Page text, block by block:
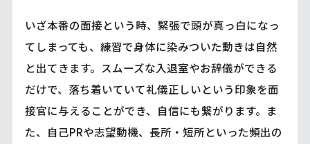
いざ本番の面接という時、緊張で頭が真っ白になっ
てしまっても、練習で身体に染みついた動きは自然
と出てきます。スムーズな入退室やお辞儀ができる
だけで、落ち着いていて礼儀正しいという印象を面
接官に与えることができ、自信にも繋がります。ま
た、自己PRや志望動機、長所・短所といった頻出の